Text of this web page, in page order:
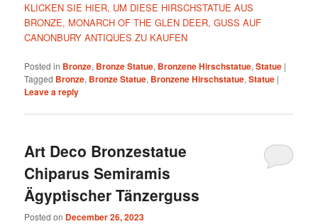
KLICKEN SIE HIER, UM DIESE HIRSCHSTATUE AUS
BRONZE, MONARCH OF THE GLEN DEER, GUSS AUF
CANONBURY ANTIQUES ZU KAUFEN
Posted in Bronze, Bronze Statue, Bronzene Hirschstatue,Statue |
Tagged Bronze, Bronze Statue, Bronzene Hirschstatue,Statue |
Leave a reply
Art Deco Bronzestatue
Chiparus Semiramis
Ägyptischer Tänzerguss
Posted on December 26, 2023